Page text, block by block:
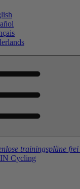
trainingspläne frei